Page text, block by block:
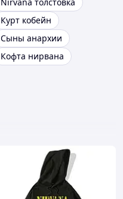
Курт кобейн
Сыны анархии
Кофта нирвана